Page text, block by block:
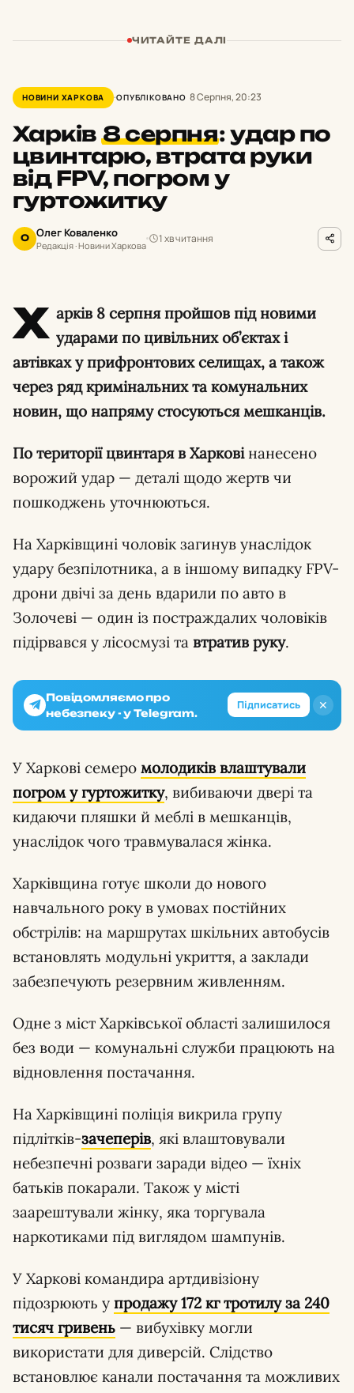
ЧИТАЙТЕ ДАЛІ
НОВИНИ ХАРКОВА ОПУБЛІКОВАНО 8 Серпня, 20:23
Харків8 серпня:удар по
цвинтарю, втрата руки
від FPV, погром у
гуртожитку
О Олег Коваленко
Редакція · Новини Харкова
1 хв читання
Х арків 8 серпня пройшов під новими
ударами по цивільних об’єктах і
автівках у прифронтових селищах, а також
через ряд кримінальних та комунальних
новин, що напряму стосуються мешканців.
По території цвинтаря в Харковінанесено
ворожий удар — деталі щодо жертв чи
пошкоджень уточнюються.
На Харківщині чоловік загинув унаслідок
удару безпілотника, а в іншому випадку FPV-
дрони двічі за день вдарили по авто в
Золочеві — один із постраждалих чоловіків
підірвався у лісосмузі та втратив руку.
✕
Повідомляємо про
небезпеку - у Telegram.
Підписатись
У Харкові семеро молодиків влаштували
погрому гуртожитку, вибиваючи двері та
кидаючи пляшки й меблі в мешканців,
унаслідок чого травмувалася жінка.
Харківщина готує школи до нового
навчального року в умовах постійних
обстрілів: на маршрутах шкільних автобусів
встановлять модульні укриття, а заклади
забезпечують резервним живленням.
Одне з міст Харківської області залишилося
без води — комунальні служби працюють на
відновлення постачання.
На Харківщині поліція викрила групу
підлітків-зачеперів, які влаштовували
небезпечні розваги заради відео — їхніх
батьків покарали. Також у місті
заарештували жінку, яка торгувала
наркотиками під виглядом шампунів.
У Харкові командира артдивізіону
підозрюють у продажу 172 кг тротилу за 240
тисяч гривень — вибухівку могли
використати для диверсій. Слідство
встановлює канали постачання та можливих